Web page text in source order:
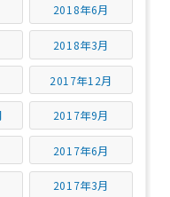
2018年6月
2018年3月
2017年12月
2017年9月
2017年6月
2017年3月